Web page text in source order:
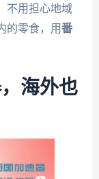
不用担心地域
的零食，用番
海外也